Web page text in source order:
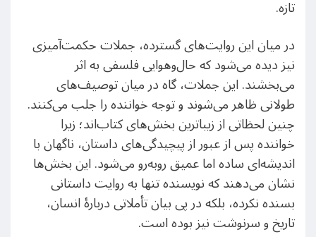
تازه.
در میان این روایت‌های گسترده، جملات حکمت‌آمیزی
نیز دیده می‌شود که حال‌وهوایی فلسفی به اثر
می‌بخشند. این جملات، گاه در میان توصیف‌های
طولانی ظاهر می‌شوند و توجه خواننده را جلب می‌کنند.
چنین لحظاتی از زیباترین بخش‌های کتاب‌اند؛ زیرا
خواننده پس از عبور از پیچیدگی‌های داستان، ناگهان با
اندیشه‌ای ساده اما عمیق روبه‌رو می‌شود. این بخش‌ها
نشان می‌دهند که نویسنده تنها به روایت داستانی
بسنده نکرده، بلکه در پی بیان تأملاتی دربارهٔ انسان،
تاریخ و سرنوشت نیز بوده است.